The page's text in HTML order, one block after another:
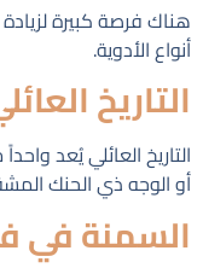
هناك فرصة كبيرة
أنواع الأدوية.
التاريخ
التاريخ العائلي يُعد
أو الوجه ذي الحنك
السمنة في